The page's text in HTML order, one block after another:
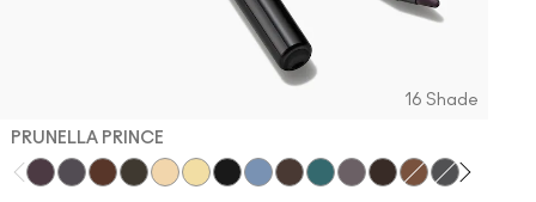
16 Shade
PRUNELLA PRINCE